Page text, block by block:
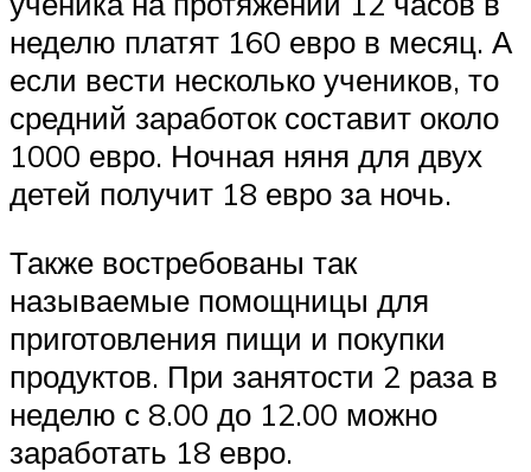
неделю платят 160 евро в месяц. А
если вести несколько учеников, то
средний заработок составит около
1000 евро. Ночная няня для двух
детей получит 18 евро за ночь.
Также востребованы так
называемые помощницы для
приготовления пищи и покупки
продуктов. При занятости 2 раза в
неделю с 8.00 до 12.00 можно
заработать 18 евро.